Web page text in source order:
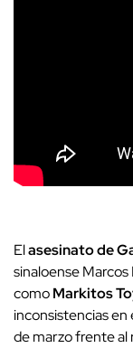
Elasesinato de
sinaloense
comoMarkitos
inconsistencias en
de marzo frente al